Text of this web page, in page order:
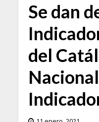
Se dan
del